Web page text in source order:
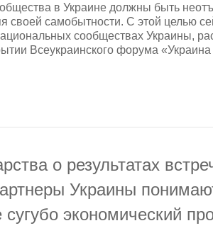
в Украине должны быть
своей самобытности. С этой целью
сообществах Украины,
Всеукраинского форума
о результатах
Украины
экономический